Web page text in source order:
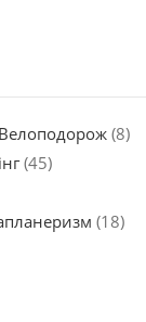
Велоподорож (8)
(45)
(18)